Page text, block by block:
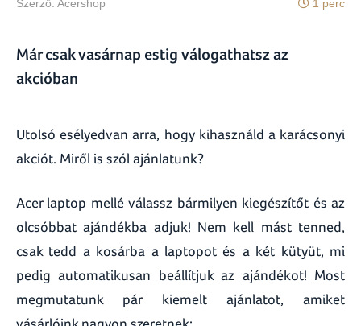
Szerző: Acershop 1 perc
Már csak vasárnap estig válogathatsz az
akcióban
Utolsó esélyedvan arra, hogy kihasználd a karácsonyi
akciót. Miről is szól ajánlatunk?
Acer laptop mellé válassz bármilyen kiegészítőt és az
olcsóbbat ajándékba adjuk! Nem kell mást tenned,
csak tedd a kosárba a laptopot és a két kütyüt, mi
pedig automatikusan beállítjuk az ajándékot! Most
megmutatunk pár kiemelt ajánlatot, amiket